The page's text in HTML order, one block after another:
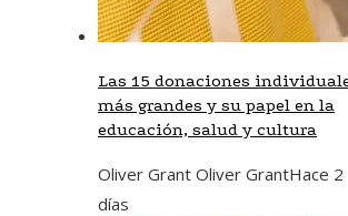
Las 15 donaciones
más grandes y su papel en la
educación, salud y cultura
Oliver Grant Oliver GrantHace 2
días